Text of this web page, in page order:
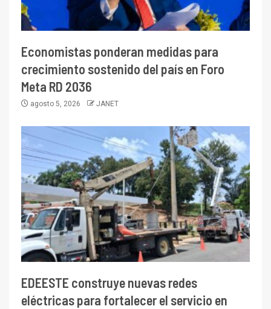
Economistas ponderan medidas para
crecimiento sostenido del país en Foro
Meta RD 2036
agosto 5, 2026 JANET
EDEESTE construye nuevas redes
eléctricas para fortalecer el servicio en